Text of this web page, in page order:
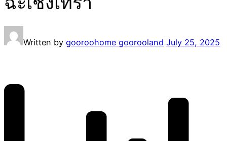
Written by gooroohome goorooland July 25, 2025